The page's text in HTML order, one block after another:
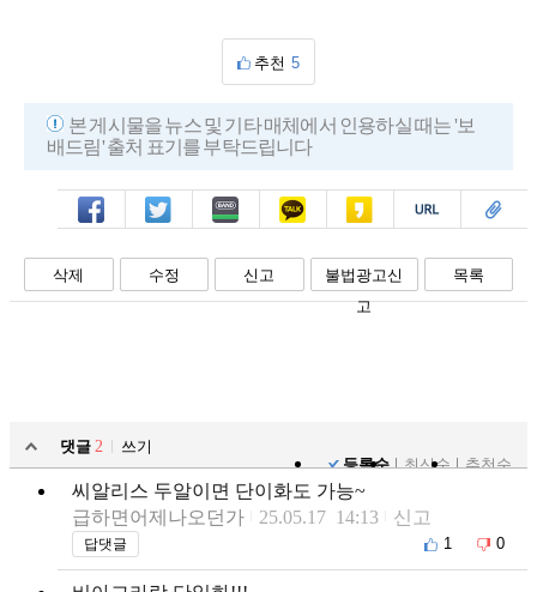
추천 5
본 게시물을 뉴스 및 기타 매체에서 인용하실 때는 '보
배드림' 출처 표기를 부탁드립니다
페북 트윗 밴드 카톡 카스 복사 스크랩
삭제 수정 신고
불법광고신
고
목록
댓글 2
쓰기
등록순
최신순 추천순
씨알리스 두알이면 단이화도 가능~
급하면어제나오던가
25.05.17 14:13 신고
답댓글 1 0